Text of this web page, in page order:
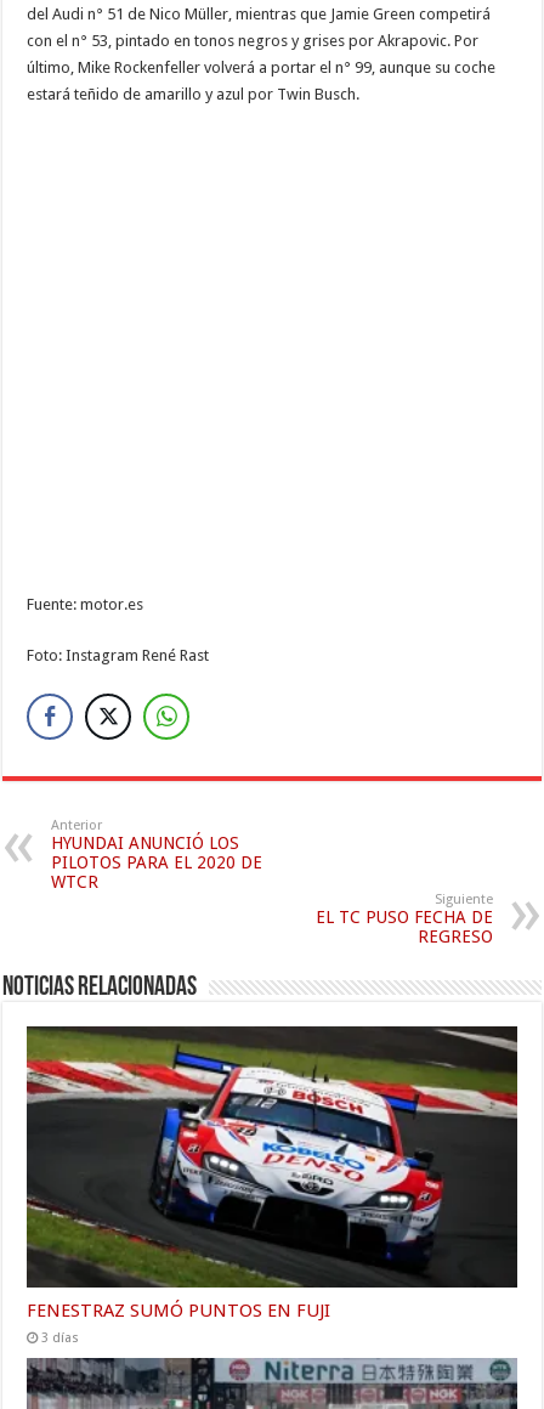
del Audi n° 51 de Nico Müller, mientras que Jamie Green competirá
con el n° 53, pintado en tonos negros y grises por Akrapovic. Por
último, Mike Rockenfeller volverá a portar el n° 99, aunque su coche
estará teñido de amarillo y azul por Twin Busch.
Fuente: motor.es
Foto: Instagram René Rast
Anterior
HYUNDAI ANUNCIÓ LOS
PILOTOS PARA EL 2020 DE
WTCR
Siguiente
EL TC PUSO FECHA DE
REGRESO
Noticias relacionadas
FENESTRAZ SUMÓ PUNTOS EN FUJI
3 días